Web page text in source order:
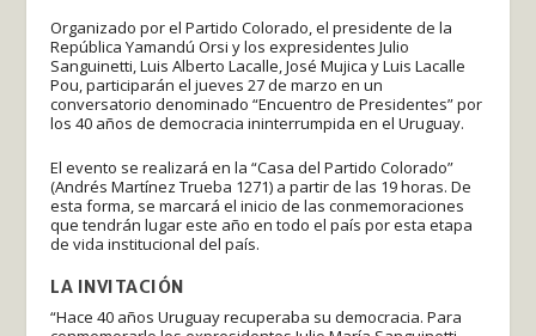
Organizado por el Partido Colorado, el presidente de la
República Yamandú Orsi y los expresidentes Julio
Sanguinetti, Luis Alberto Lacalle, José Mujica y Luis Lacalle
Pou, participarán el jueves 27 de marzo en un
conversatorio denominado “Encuentro de Presidentes” por
los 40 años de democracia ininterrumpida en el Uruguay.
El evento se realizará en la “Casa del Partido Colorado”
(Andrés Martínez Trueba 1271) a partir de las 19 horas. De
esta forma, se marcará el inicio de las conmemoraciones
que tendrán lugar este año en todo el país por esta etapa
de vida institucional del país.
LA INVITACIÓN
“Hace 40 años Uruguay recuperaba su democracia. Para